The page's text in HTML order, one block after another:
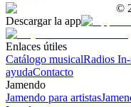
©
Descargar la app
Enlaces útiles
Catálogo musicalRadios
ayudaContacto
Jamendo
Jamendo para artistas